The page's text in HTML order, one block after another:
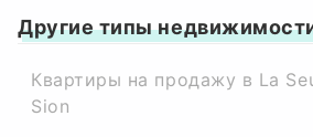
Другие типы
Квартиры на продажу в La
Sion